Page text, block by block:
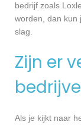
bedrijf zoals
worden, dan kun
slag.
Zijn er
Als je kijkt naar